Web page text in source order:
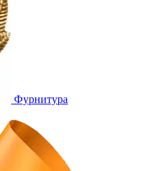
Фурнитура